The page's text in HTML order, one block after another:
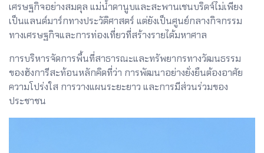
เศรษฐกิจอย่างสมดุล แม่น้ำดานูบและสะพานเชนบริดจ์ไม่เพียง
เป็นแลนด์มาร์กทางประวัติศาสตร์ แต่ยังเป็นศูนย์กลางกิจกรรม
ทางเศรษฐกิจและการท่องเที่ยวที่สร้างรายได้มหาศาล
การบริหารจัดการพื้นที่สาธารณะและทรัพยากรทางวัฒนธรรม
ของฮังการีสะท้อนหลักคิดที่ว่า การพัฒนาอย่างยั่งยืนต้องอาศัย
ความโปร่งใส การวางแผนระยะยาว และการมีส่วนร่วมของ
ประชาชน